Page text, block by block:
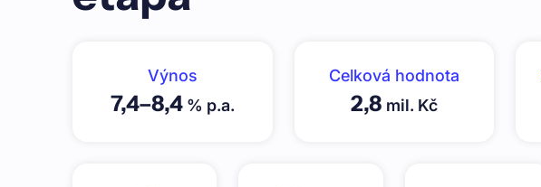
Výnos
7,4–8,4% p.a.
Celková hodnota
2,8 mil. Kč